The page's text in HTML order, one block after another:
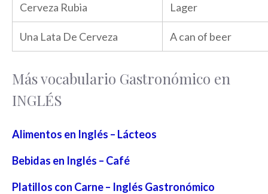
Cerveza Rubia Lager
Una Lata De Cerveza A can of beer
Más vocabulario Gastronómico en
INGLÉS
Alimentos en Inglés – Lácteos
Bebidas en Inglés – Café
Platillos con Carne – Inglés Gastronómico